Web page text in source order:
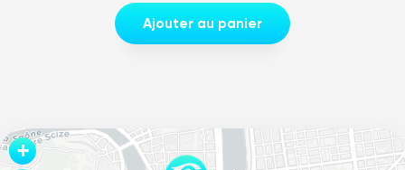
Ajouter au panier
+